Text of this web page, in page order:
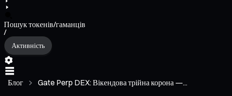
Пошук токенів/гаманців
/
Активність
Блог Gate Perp DEX: Вікендова трійна корона —...